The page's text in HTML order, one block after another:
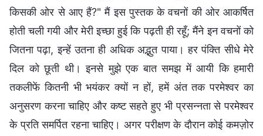
किसकी ओर से आए हैं?" मैं इस पुस्तक के वचनों की ओर आकर्षित
होती चली गयी और मेरी इच्छा हुई कि पढ़ती ही रहूँ; मैंने इन वचनों को
जितना पढ़ा, इन्हें उतना ही अधिक अद्भुत पाया। हर पंक्ति सीधे मेरे
दिल को छूती थी। इनसे मुझे एक बात समझ में आयी कि हमारी
तकलीफें कितनी भी भयंकर क्यों न हों, हमें अंत तक परमेश्वर का
अनुसरण करना चाहिए और कष्ट सहते हुए भी प्रसन्नता से परमेश्वर
के प्रति समर्पित रहना चाहिए। अगर परीक्षण के दौरान कोई कमज़ोर